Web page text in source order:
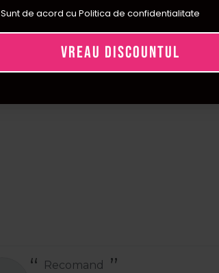
Recomand
Sunt de acord cu Politica de confidentialitate
VREAU DISCOUNTUL